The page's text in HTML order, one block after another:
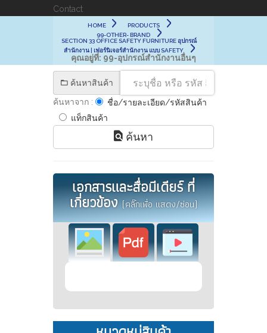
Contact
HOME
PRODUCTS
99-OTHER- BRAND
SECTION 33 OFFICE SAFETY FURNITURE อุปกรณ์
สำนักงาน | เฟอร์นิเจอร์สำนักงาน แบบ SAFETY
คุณอยู่ที่: 99-อุปกรณ์สำนักงานอื่นๆ
ค้นหาสินค้า
ค้นหาจาก :
ชื่อ/รายละเอียด/รหัสสินค้า
แท็กสินค้า
ค้นหา
เอกสารและสื่อมีเดียร์ ที่
เกี่ยวข้อง(คลิ๊กเพื่อ แสดง/ซ่อน)